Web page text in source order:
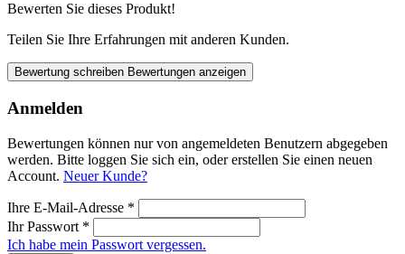
Bewerten Sie dieses Produkt!
Teilen Sie Ihre Erfahrungen mit anderen Kunden.
Bewertung schreiben Bewertungen anzeigen
Anmelden
Bewertungen können nur von angemeldeten Benutzern abgegeben
werden. Bitte loggen Sie sich ein, oder erstellen Sie einen neuen
Account. Neuer Kunde?
Ihre E-Mail-Adresse *
Ihr Passwort *
Ich habe mein Passwort vergessen.